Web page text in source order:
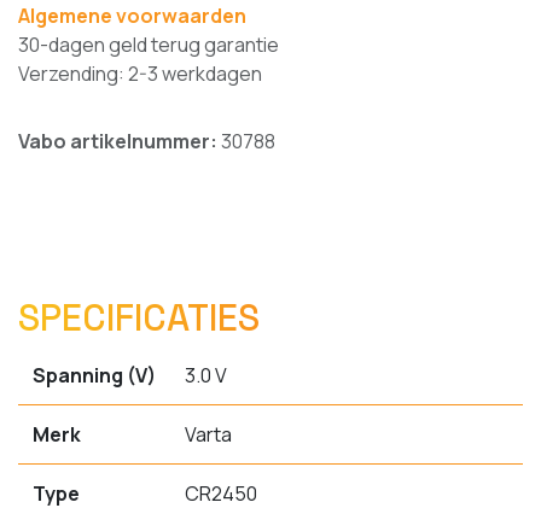
Algemene voorwaarden
30-dagen geld terug garantie
Verzending: 2-3 werkdagen
Vabo artikelnummer: 30788
SPECIFICATIES
Spanning (V) 3.0 V
Merk Varta
Type CR2450